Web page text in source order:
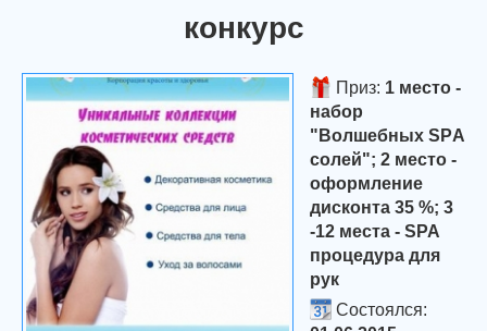
конкурс
Приз: 1 место -
набор
"Волшебных SPА
солей"; 2 место -
оформление
дисконта 35 %; 3
-12 места - SPA
процедура для
рук
Состоялся: